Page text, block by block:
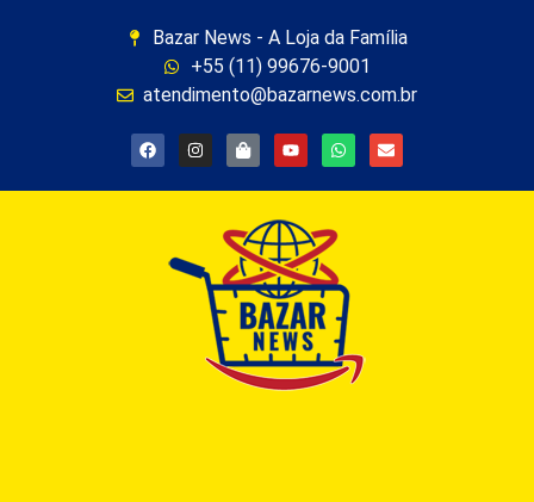
Bazar News - A Loja da Família
+55 (11) 99676-9001
atendimento@bazarnews.com.br